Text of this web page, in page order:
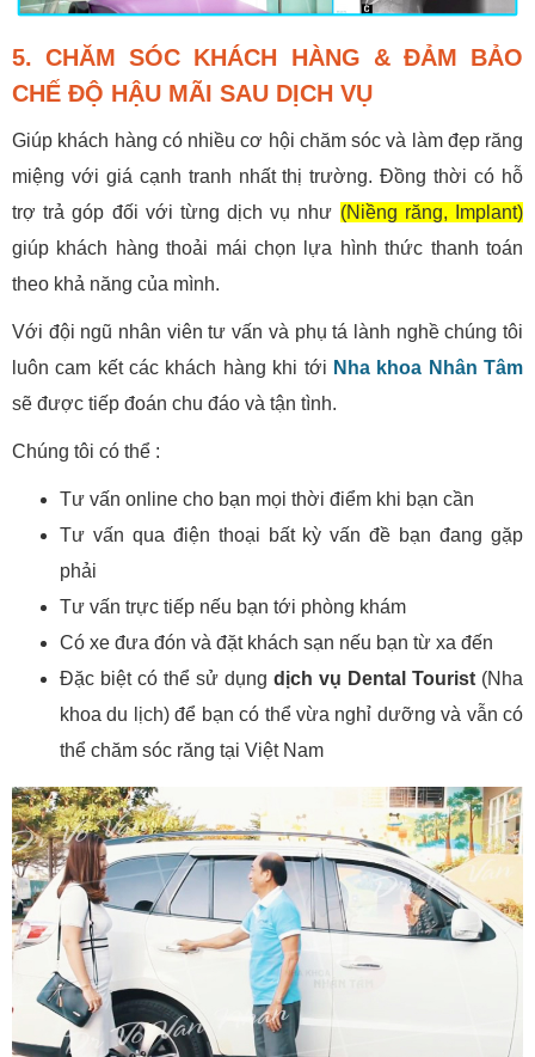
5. CHĂM SÓC KHÁCH HÀNG & ĐẢM BẢO
CHẾ ĐỘ HẬU MÃI SAU DỊCH VỤ
Giúp khách hàng có nhiều cơ hội chăm sóc và làm đẹp răng
miệng với giá cạnh tranh nhất thị trường. Đồng thời có hỗ
trợ trả góp đối với từng dịch vụ như (Niềng răng, Implant)
giúp khách hàng thoải mái chọn lựa hình thức thanh toán
theo khả năng của mình.
Với đội ngũ nhân viên tư vấn và phụ tá lành nghề chúng tôi
luôn cam kết các khách hàng khi tới Nha khoa Nhân Tâm
sẽ được tiếp đoán chu đáo và tận tình.
Chúng tôi có thể :
Tư vấn online cho bạn mọi thời điểm khi bạn cần
Tư vấn qua điện thoại bất kỳ vấn đề bạn đang gặp
phải
Tư vấn trực tiếp nếu bạn tới phòng khám
Có xe đưa đón và đặt khách sạn nếu bạn từ xa đến
Đặc biệt có thể sử dụng dịch vụ Dental Tourist (Nha
khoa du lịch) để bạn có thể vừa nghỉ dưỡng và vẫn có
thể chăm sóc răng tại Việt Nam